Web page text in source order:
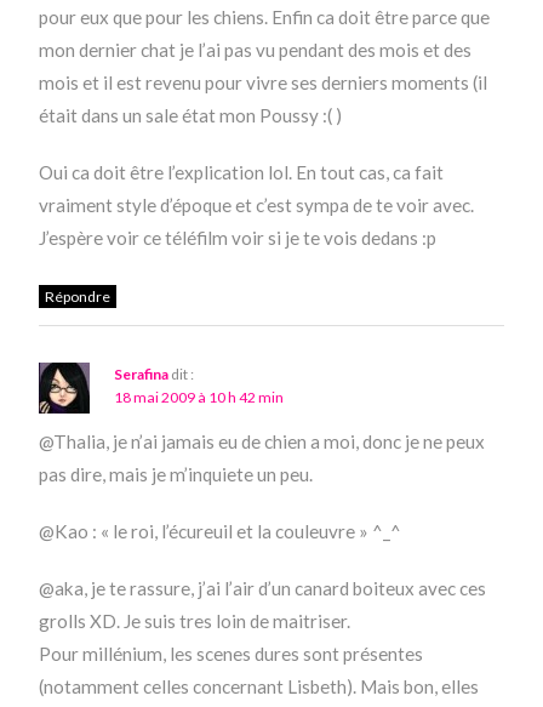
pour eux que pour les chiens. Enfin ca doit être parce que
mon dernier chat je l’ai pas vu pendant des mois et des
mois et il est revenu pour vivre ses derniers moments (il
était dans un sale état mon Poussy :( )
Oui ca doit être l’explication lol. En tout cas, ca fait
vraiment style d’époque et c’est sympa de te voir avec.
J’espère voir ce téléfilm voir si je te vois dedans :p
Répondre
Serafina dit :
18 mai 2009 à 10 h 42 min
@Thalia, je n’ai jamais eu de chien a moi, donc je ne peux
pas dire, mais je m’inquiete un peu.
@Kao : « le roi, l’écureuil et la couleuvre » ^_^
@aka, je te rassure, j’ai l’air d’un canard boiteux avec ces
grolls XD. Je suis tres loin de maitriser.
Pour millénium, les scenes dures sont présentes
(notamment celles concernant Lisbeth). Mais bon, elles